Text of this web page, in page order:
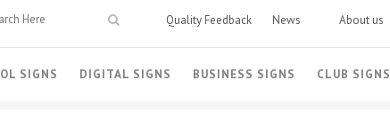
Quality Feedback News About us
SIGNS DIGITAL SIGNS BUSINESS SIGNS CLUB SIGNS